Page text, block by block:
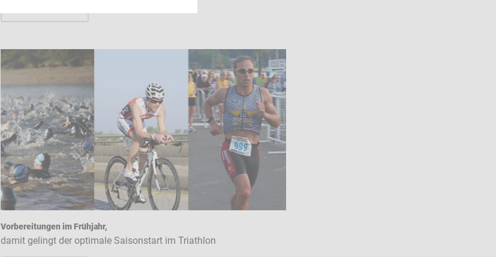
Vorbereitungen im Frühjahr,
damit gelingt der optimale Saisonstart im Triathlon